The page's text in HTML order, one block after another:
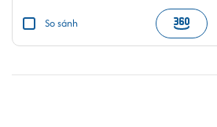
So sánh